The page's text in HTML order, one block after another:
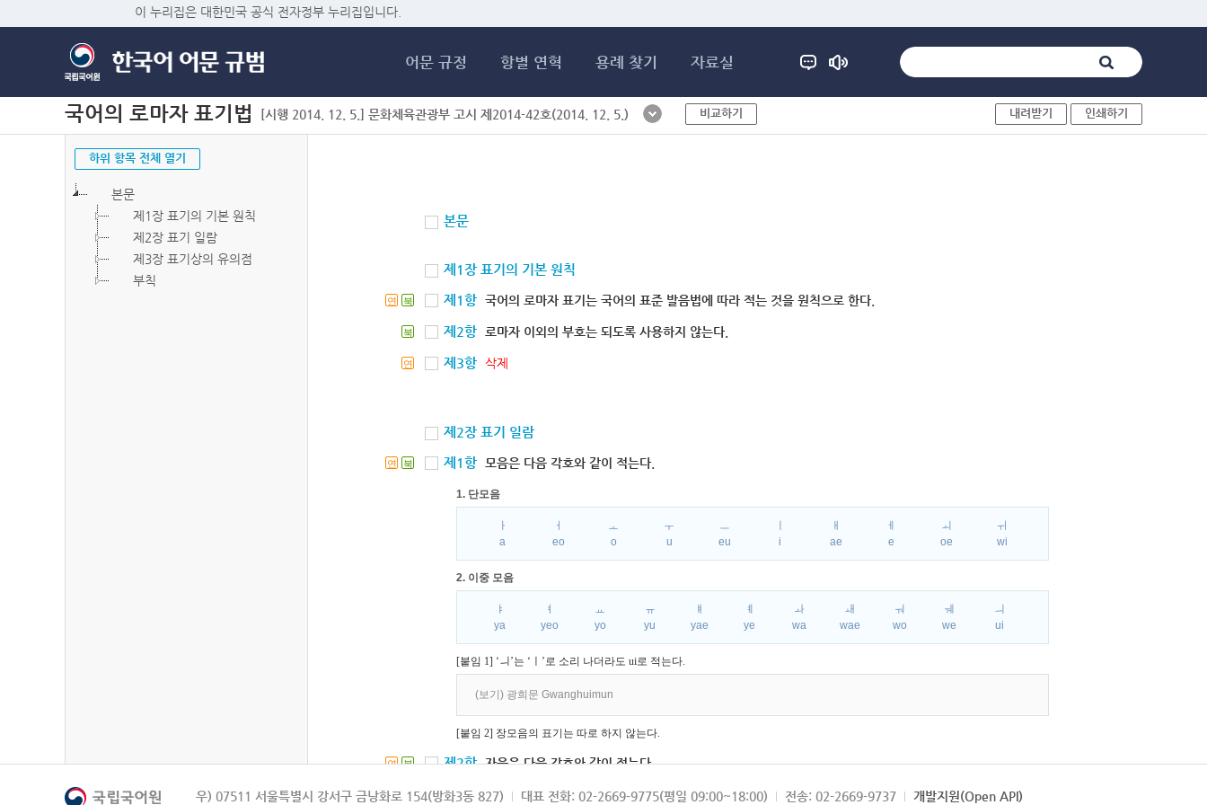
이 누리집은 대한민국 공식 전자정부 누리집입니다.
어문 규정 항별 연혁 용례 찾기 자료실
국어의 로마자 표기법 [시행 2014. 12. 5.] 문화체육관광부 고시 제2014-42호(2014. 12. 5.) 비교하기 내려받기 인쇄하기
하위 항목 전체 열기
본문
제1장 표기의 기본 원칙
제2장 표기 일람
제3장 표기상의 유의점
부칙
본문
제1장 표기의 기본 원칙
연 북 제1항 국어의 로마자 표기는 국어의 표준 발음법에 따라 적는 것을 원칙으로 한다.
북 제2항 로마자 이외의 부호는 되도록 사용하지 않는다.
연 제3항 삭제
제2장 표기 일람
연 북 제1항 모음은 다음 각호와 같이 적는다.
1. 단모음
ㅏ
a
ㅓ
eo
ㅗ
o
ㅜ
u
ㅡ
eu
i
ㅐ
ae
ㅔ
e
ㅚ
oe
ㅟ
wi
2. 이중 모음
ㅑ
ya
ㅕ
yeo
ㅛ
yo
ㅠ
yu
ㅒ
yae
ㅖ
ye
ㅘ
wa
ㅙ
wae
ㅝ
wo
ㅞ
we
ㅢ
ui
[붙임 1] ‘ㅢ’는 ‘ㅣ’로 소리 나더라도 ui로 적는다.
(보기) 광희문 Gwanghuimun
[붙임 2] 장모음의 표기는 따로 하지 않는다.
연 북 제2항 자음은 다음 각호와 같이 적는다.
1. 파열음
우) 07511 서울특별시 강서구 금낭화로 154(방화3동 827) 대표 전화: 02-2669-9775(평일 09:00~18:00) 전송: 02-2669-9737 개발지원(Open API)